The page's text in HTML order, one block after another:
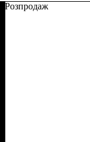
Розпродаж